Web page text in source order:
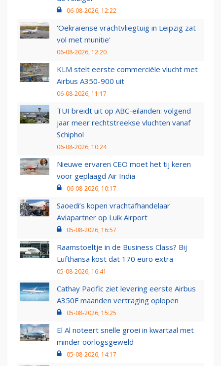
06-08-2026, 12:22
'Oekraïense vrachtvliegtuig in Leipzig zat
vol met munitie'
06-08-2026, 12:20
KLM stelt eerste commerciële vlucht met
Airbus A350-900 uit
06-08-2026, 11:17
TUI breidt uit op ABC-eilanden: volgend
jaar meer rechtstreekse vluchten vanaf
Schiphol
06-08-2026, 10:24
Nieuwe ervaren CEO moet het tij keren
voor geplaagd Air India
06-08-2026, 10:17
Saoedi’s kopen vrachtafhandelaar
Aviapartner op Luik Airport
05-08-2026, 16:57
Raamstoeltje in de Business Class? Bij
Lufthansa kost dat 170 euro extra
05-08-2026, 16:41
Cathay Pacific ziet levering eerste Airbus
A350F maanden vertraging oplopen
05-08-2026, 15:25
El Al noteert snelle groei in kwartaal met
minder oorlogsgeweld
05-08-2026, 14:17